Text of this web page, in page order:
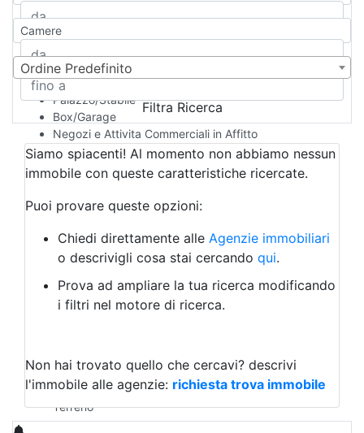
Rustico/Casale
Camera d'Albergo
Multiproprietà
Palazzo/Stabile
Box/Garage
Negozi e Attivita Commerciali in Affitto
Qualsiasi
Attività/Licenza Commerciale
Azienda Agricola
Bar/Ristorante
Albergo
Laboratorio Artigianale
Negozio/locale commerciale
Agriturismo
Magazzini
Qualsiasi
Terreno edificabile
Terreno
Camere
Ordine Predefinito
Filtra Ricerca
Siamo spiacenti! Al momento non abbiamo nessun
immobile con queste caratteristiche ricercate.
Puoi provare queste opzioni:
Chiedi direttamente alle Agenzie immobiliari
o descrivigli cosa stai cercando qui.
Prova ad ampliare la tua ricerca modificando
i filtri nel motore di ricerca.
Non hai trovato quello che cercavi? descrivi
l'immobile alle agenzie: richiesta trova immobile